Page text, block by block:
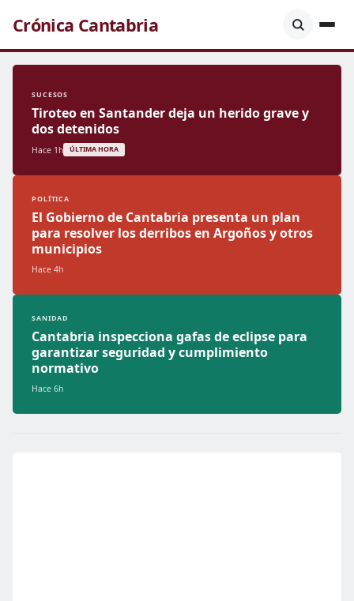
Crónica Cantabria
SUCESOS
Tiroteo en Santander deja un herido grave y
dos detenidos
Hace 1h ÚLTIMA HORA
POLÍTICA
El Gobierno de Cantabria presenta un plan
para resolver los derribos en Argoños y otros
municipios
Hace 4h
SANIDAD
Cantabria inspecciona gafas de eclipse para
garantizar seguridad y cumplimiento
normativo
Hace 6h